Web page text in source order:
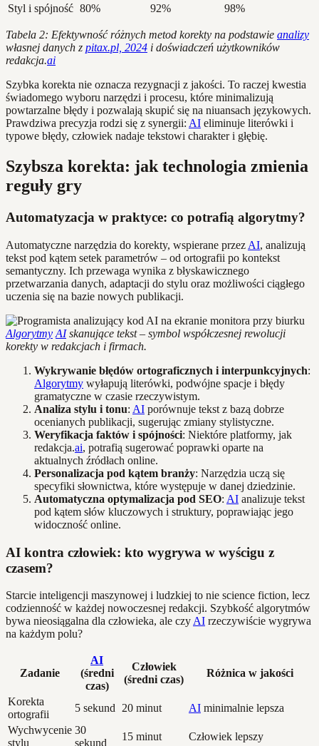
Styl i spójność 80% 92% 98%
Tabela 2: Efektywność różnych metod korekty na podstawie analizy
własnej danych z pitax.pl, 2024 i doświadczeń użytkowników
redakcja.ai
Szybka korekta nie oznacza rezygnacji z jakości. To raczej kwestia
świadomego wyboru narzędzi i procesu, które minimalizują
powtarzalne błędy i pozwalają skupić się na niuansach językowych.
Prawdziwa precyzja rodzi się z synergii: AI eliminuje literówki i
typowe błędy, człowiek nadaje tekstowi charakter i głębię.
Szybsza korekta: jak technologia zmienia
reguły gry
Automatyzacja w praktyce: co potrafią algorytmy?
Automatyczne narzędzia do korekty, wspierane przez AI, analizują
tekst pod kątem setek parametrów – od ortografii po kontekst
semantyczny. Ich przewaga wynika z błyskawicznego
przetwarzania danych, adaptacji do stylu oraz możliwości ciągłego
uczenia się na bazie nowych publikacji.
Algorytmy AIskanujące tekst – symbol współczesnej rewolucji
korekty w redakcjach i firmach.
Wykrywanie błędów ortograficznych i interpunkcyjnych:
Algorytmy wyłapują literówki, podwójne spacje i błędy
gramatyczne w czasie rzeczywistym.
Analiza stylu i tonu: AI porównuje tekst z bazą dobrze
ocenianych publikacji, sugerując zmiany stylistyczne.
Weryfikacja faktów i spójności: Niektóre platformy, jak
redakcja.ai, potrafią sugerować poprawki oparte na
aktualnych źródłach online.
Personalizacja pod kątem branży: Narzędzia uczą się
specyfiki słownictwa, które występuje w danej dziedzinie.
Automatyczna optymalizacja pod SEO: AI analizuje tekst
pod kątem słów kluczowych i struktury, poprawiając jego
widoczność online.
AI kontra człowiek: kto wygrywa w wyścigu z
czasem?
Starcie inteligencji maszynowej i ludzkiej to nie science fiction, lecz
codzienność w każdej nowoczesnej redakcji. Szybkość algorytmów
bywa nieosiągalna dla człowieka, ale czy AI rzeczywiście wygrywa
na każdym polu?
Zadanie
AI
(średni
czas)
Człowiek
(średni czas)
Różnica w jakości
Korekta
ortografii
5 sekund 20 minut AI minimalnie lepsza
Wychwycenie
stylu
30
sekund
15 minut
Człowiek lepszy